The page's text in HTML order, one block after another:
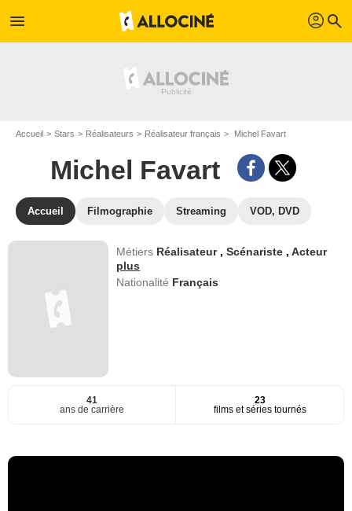
menu profil search
Accueil Stars Réalisateurs Réalisateur français Michel Favart
Michel Favart
Accueil Filmographie Streaming VOD, DVD
Métiers Réalisateur ,Scénariste ,Acteur
plus
Nationalité Français
41
ans de carrière
23
films et séries tournés